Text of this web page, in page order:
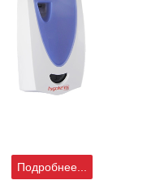
Подробнее...